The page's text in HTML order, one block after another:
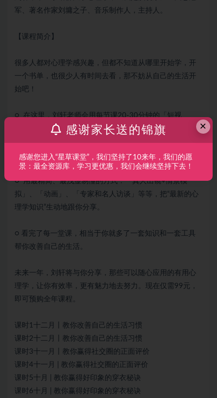
军、著名作家刘墉之子、音乐制作人，主持人。
【课程简介】
很多人都对心理学感兴趣，但都不知道从哪里开始学，开
一个书单，也很少人有时间去看，那不妨从自己的生活开
始吧！
○ 在这里，刘轩老师会用每节课20-30分钟的「短视
频」，教会你在职场上面学会察言观色、打败自己拖延的
毛病、建立良好的第一印象、跟自己相处化解负面情绪等
等。
○ 用最精简、最浅显易懂的方式：「真人出镜+情景模
拟」、「动画」、「专家和名人访谈」等等，把“最新的心
理学知识”生动地跟你分享。
○ 看完了每一堂课，相当于你就多了一套知识和一套工具
帮你改善自己的生活。
未来一年，刘轩将与你分享，那些可以随心应用的有用心
理学，让你有效率，更有魅力地去努力。现在仅需99元，
即可预购全年课程。
课时1十二月丨教你改善自己的生活习惯
课时2十二月丨教你改善自己的生活习惯
课时3十一月丨教你赢得社交圈的正面评价
课时4十一月 | 教你赢得社交圈的正面评价
课时5十月 | 教你赢得好印象的穿衣秘诀
课时6十月 | 教你赢得好印象的穿衣秘诀
×
感谢家长送的锦旗
感谢您进入“星草课堂”，我们坚持了10来年，我们的愿
景：最全资源库，学习更优惠，我们会继续坚持下去！